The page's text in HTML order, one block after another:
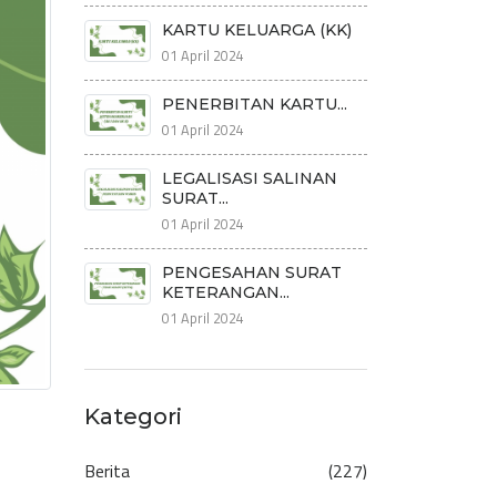
KARTU KELUARGA (KK)
01 April 2024
PENERBITAN KARTU...
01 April 2024
LEGALISASI SALINAN
SURAT...
01 April 2024
PENGESAHAN SURAT
KETERANGAN...
01 April 2024
Kategori
Berita (227)